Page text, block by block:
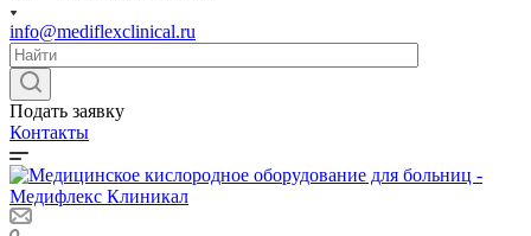
info@mediflexclinical.ru
Подать заявку
Контакты